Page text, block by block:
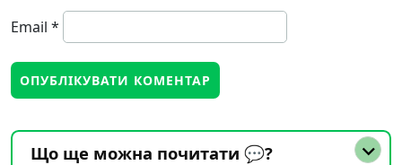
Email *
Що ще можна почитати 💬?